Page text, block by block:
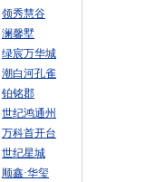
领秀慧谷
澜馨墅
绿宸万华城
潮白河孔雀
铂铭郡
世纪鸿通州
万科首开台
世纪星城
顺鑫·华玺